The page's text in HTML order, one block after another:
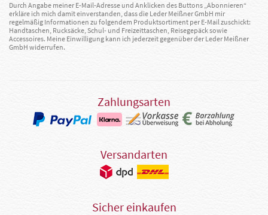
Durch Angabe meiner E-Mail-Adresse und Anklicken des Buttons „Abonnieren“
erkläre ich mich damit einverstanden, dass die Leder Meißner GmbH mir
regelmäßig Informationen zu folgendem Produktsortiment per E-Mail zuschickt:
Handtaschen, Rucksäcke, Schul- und Freizeittaschen, Reisegepäck sowie
Accessoires. Meine Einwilligung kann ich jederzeit gegenüber der Leder Meißner
GmbH widerrufen.
Zahlungsarten
Versandarten
Sicher einkaufen